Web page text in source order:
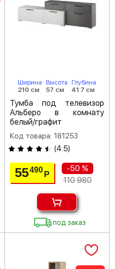
Ширина
210 см
Высота
57 см
Глубина
41.7 см
Тумба под телевизор
Альберо в комнату
белый/графит
Код товара: 181253
(4.5)
55490 Р
-50 %
110 980
под заказ